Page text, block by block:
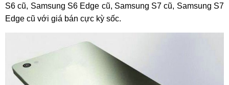
S6 cũ, Samsung S6 Edge cũ, Samsung S7 cũ, Samsung S7
Edge cũ với giá bán cực kỳ sốc.